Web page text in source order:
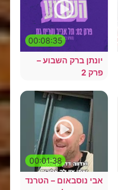
00:08:35
יונתן ברק השבוע –
פרק 2
00:01:38
אבי נוסבאום – הטרנד